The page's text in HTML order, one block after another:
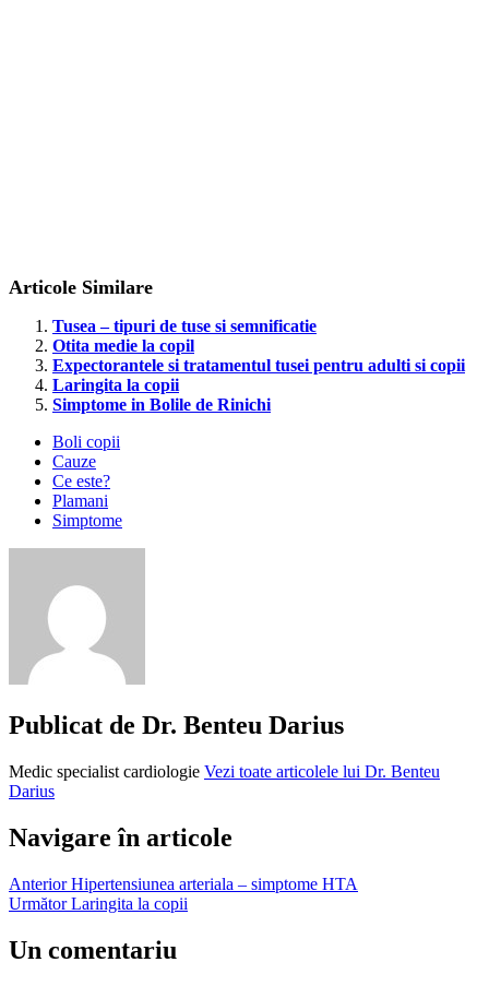
Articole Similare
Tusea – tipuri de tuse si semnificatie
Otita medie la copil
Expectorantele si tratamentul tusei pentru adulti si copii
Laringita la copii
Simptome in Bolile de Rinichi
Boli copii
Cauze
Ce este?
Plamani
Simptome
bronsic
copii
bronsiectazie
copii
expectoratie
la
copii
copii
mucoviscidoza
copii
tuse
tuse
Publicat de Dr. Benteu Darius
Medic specialist cardiologie Vezi toate articolele lui Dr. Benteu
Darius
Navigare în articole
AnteriorHipertensiunea arteriala – simptome HTA
UrmătorLaringita la copii
Un comentariu